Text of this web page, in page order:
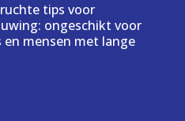
tips voor
ongeschikt voor
mensen met lange